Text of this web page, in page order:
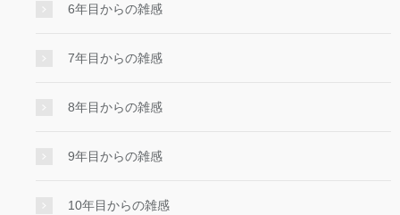
6年目からの雑感
7年目からの雑感
8年目からの雑感
9年目からの雑感
10年目からの雑感